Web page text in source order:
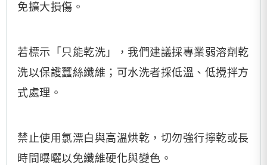
免擴大損傷。
若標示「只能乾洗」，我們建議採專業弱溶劑乾
洗以保護蠶絲纖維；可水洗者採低溫、低攪拌方
式處理。
禁止使用氯漂白與高溫烘乾，切勿強行擰乾或長
時間曝曬以免纖維硬化與變色。